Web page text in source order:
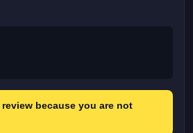
because you are not